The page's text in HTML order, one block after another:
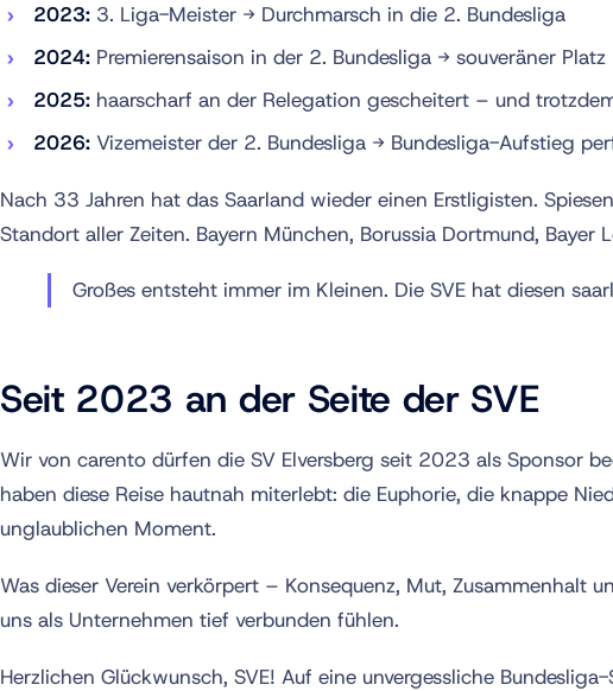
2023: 3. Liga-Meister → Durchmarsch in die 2. Bundesliga
2024: Premierensaison in der 2. Bundesliga → souveräner
2025: haarscharf an der Relegation gescheitert – und
2026: Vizemeister der 2. Bundesliga → Bundesliga-Aufstieg
Nach 33 Jahren hat das Saarland wieder einen Erstligisten.
Standort aller Zeiten. Bayern München, Borussia Dortmund, Bayer
Großes entsteht immer im Kleinen. Die SVE hat diesen
Seit 2023 an der Seite der SVE
Wir von carento dürfen die SV Elversberg seit 2023 als Sponsor
haben diese Reise hautnah miterlebt: die Euphorie, die knappe
unglaublichen Moment.
Was dieser Verein verkörpert – Konsequenz, Mut,
uns als Unternehmen tief verbunden fühlen.
Herzlichen Glückwunsch, SVE! Auf eine unvergessliche Bundesliga-